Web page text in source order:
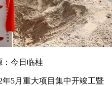
：今日临桂
5月重大项目集中开竣工暨